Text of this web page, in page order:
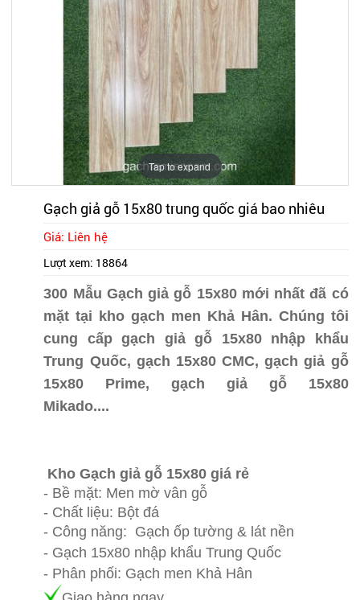
Tap to expand
Gạch giả gỗ 15x80 trung quốc giá bao nhiêu
Giá: Liên hệ
Lượt xem: 18864
300 Mẫu Gạch giả gỗ 15x80 mới nhất đã có
mặt tại kho gạch men Khả Hân. Chúng tôi
cung cấp gạch giả gỗ 15x80 nhập khẩu
Trung Quốc, gạch 15x80 CMC, gạch giả gỗ
15x80 Prime, gạch giả gỗ 15x80
Mikado....
Kho Gạch giả gỗ 15x80 giá rẻ
- Bề mặt: Men mờ vân gỗ
- Chất liệu: Bột đá
- Công năng: Gạch ốp tường & lát nền
- Gạch 15x80 nhập khẩu Trung Quốc
- Phân phối: Gạch men Khả Hân